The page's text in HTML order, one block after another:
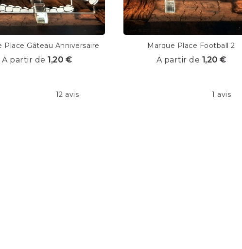
Place Gâteau Anniversaire
A partir de1,20 €
12 avis
Marque Place Football 2
A partir de 1,20 €
1 avis